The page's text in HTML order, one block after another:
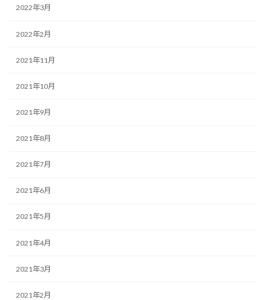
2022年3月
2022年2月
2021年11月
2021年10月
2021年9月
2021年8月
2021年7月
2021年6月
2021年5月
2021年4月
2021年3月
2021年2月